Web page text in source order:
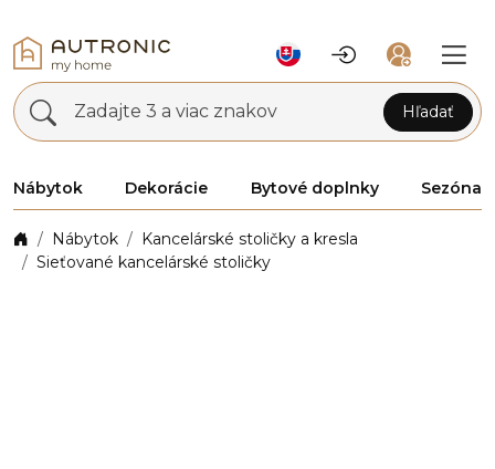
Zadajte 3 a viac znakov Hľadať
Nábytok Dekorácie Bytové doplnky Sezóna
Nábytok
Kancelárské stoličky a kresla
Sieťované kancelárské stoličky